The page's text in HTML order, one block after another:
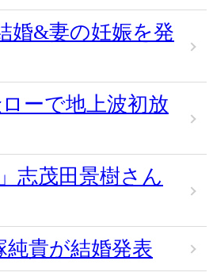
婚&妻の妊娠を発
ーで地上波初放
志茂田景樹さん
純貴が結婚発表